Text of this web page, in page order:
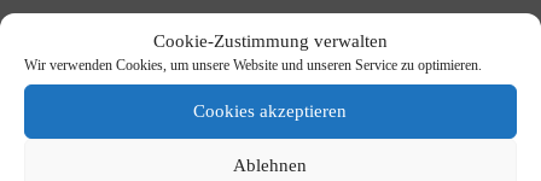
Cookie-Zustimmung verwalten
Wir verwenden Cookies, um unsere Website und unseren Service zu optimieren.
Cookies akzeptieren
Ablehnen